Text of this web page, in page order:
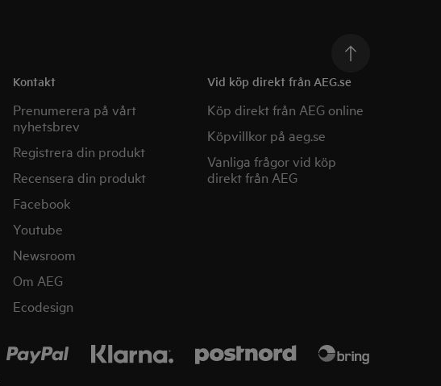
Kontakt
Prenumerera på vårt
nyhetsbrev
Registrera din produkt
Recensera din produkt
Facebook
Youtube
Newsroom
Om AEG
Ecodesign
Vid köp direkt från AEG.se
Köp direkt från AEG online
Köpvillkor på aeg.se
Vanliga frågor vid köp
direkt från AEG